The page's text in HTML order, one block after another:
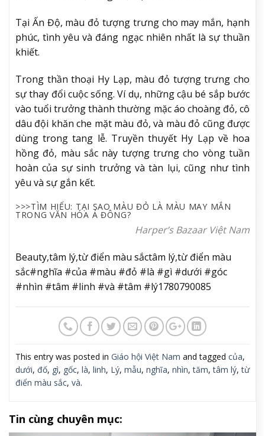
Tại Ấn Độ, màu đỏ tượng trưng cho may mắn, hạnh
phúc, tình yêu và đáng ngạc nhiên nhất là sự thuần
khiết.
Trong thần thoại Hy Lạp, màu đỏ tượng trưng cho
sự thay đổi cuộc sống. Ví dụ, những cậu bé sắp bước
vào tuổi trưởng thành thường mặc áo choàng đỏ, cô
dâu đội khăn che mặt màu đỏ, và màu đỏ cũng được
dùng trong tang lễ. Truyền thuyết Hy Lạp về hoa
hồng đỏ, màu sắc này tượng trưng cho vòng tuần
hoàn của sự sinh trưởng và tàn lụi, cũng như tình
yêu và sự gắn kết.
>>>TÌM HIỂU: TẠI SAO MÀU ĐỎ LÀ MÀU MAY MẮN
TRONG VĂN HÓA Á ĐÔNG?
Harper’s Bazaar Việt Nam
Beauty,tâm lý,từ điển màu sắctâm lý,từ điển màu
sắc#nghĩa #của #màu #đỏ #là #gì #dưới #góc
#nhìn #tâm #linh #và #tâm #lý1780790085
This entry was posted in Giáo hội Việt Nam and tagged của,
dưới, đố, gì, gốc, là, linh, Lý, mẫu, nghĩa, nhìn,tăm,tâm lý,từ
điển màu sắc, và.
Tin cùng chuyên mục: